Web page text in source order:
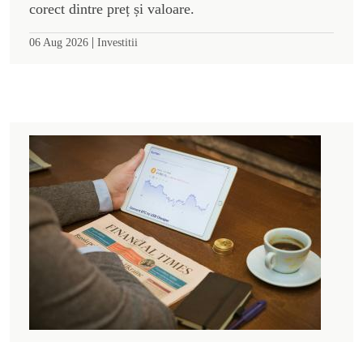
corect dintre preț și valoare.
06 Aug 2026 | Investitii